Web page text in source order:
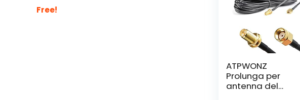
Free!
ATPWONZ
Prolunga per
antenna del